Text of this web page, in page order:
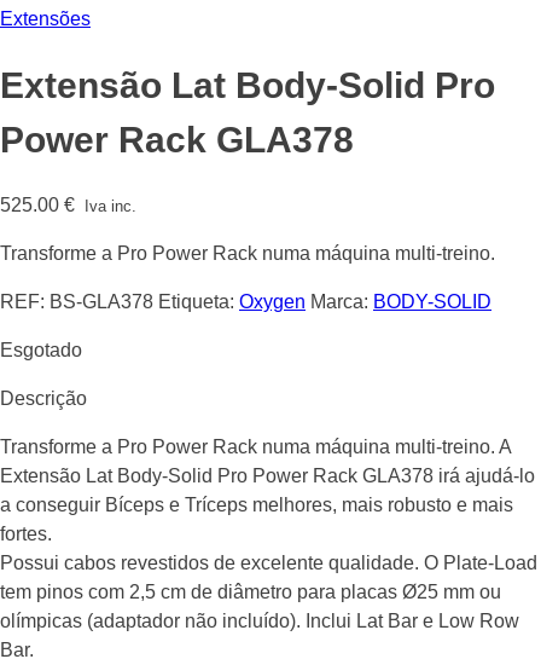
Extensões
Extensão Lat Body-Solid Pro
Power Rack GLA378
525.00 € Iva inc.
Transforme a Pro Power Rack numa máquina multi-treino.
REF: BS-GLA378 Etiqueta: Oxygen Marca: BODY-SOLID
Esgotado
Descrição
Transforme a Pro Power Rack numa máquina multi-treino. A
Extensão Lat Body-Solid Pro Power Rack GLA378 irá ajudá-lo
a conseguir Bíceps e Tríceps melhores, mais robusto e mais
fortes.
Possui cabos revestidos de excelente qualidade. O Plate-Load
tem pinos com 2,5 cm de diâmetro para placas Ø25 mm ou
olímpicas (adaptador não incluído). Inclui Lat Bar e Low Row
Bar.